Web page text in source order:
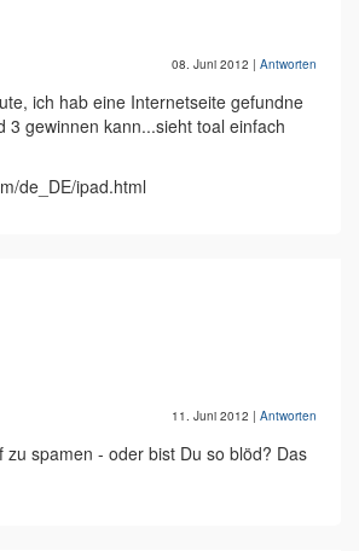
08. Juni 2012 | Antworten
ich hab eine Internetseite gefundne
3 gewinnen kann...sieht toal einfach
de_DE/ipad.html
11. Juni 2012 | Antworten
zu spamen - oder bist Du so blöd? Das